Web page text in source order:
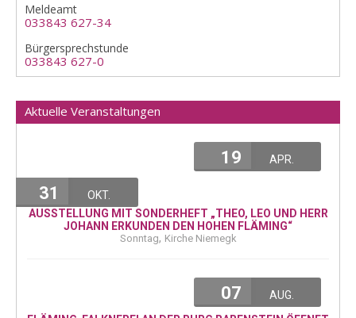
Meldeamt
033843 627-34
Bürgersprechstunde
033843 627-0
Aktuelle Veranstaltungen
19 APR.
31
OKT.
AUSSTELLUNG MIT SONDERHEFT „THEO, LEO UND HERR
JOHANN ERKUNDEN DEN HOHEN FLÄMING“
Sonntag, Kirche Niemegk
07
AUG.